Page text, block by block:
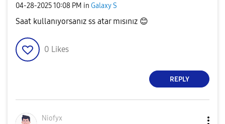
‎04-28-202510:08 PM in Galaxy S
Saat kullanıyorsanız ss atar mısınız 😊
0 Likes
REPLY
Niofyx